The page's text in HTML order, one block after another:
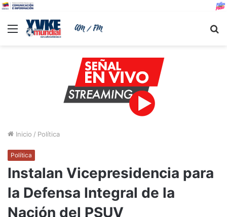
Menu
Inicio / Política
Política
Instalan Vicepresidencia para
la Defensa Integral de la
Nación del PSUV